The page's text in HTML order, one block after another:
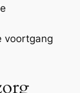
voortgang